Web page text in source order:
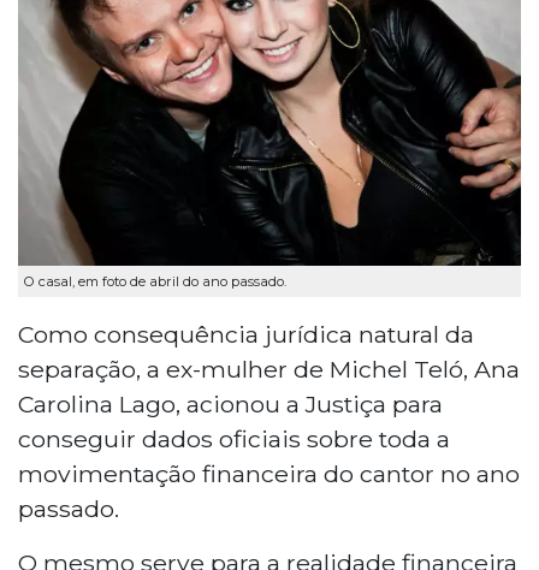
O casal, em foto de abril do ano passado.
Como consequência jurídica natural da
separação, a ex-mulher de Michel Teló, Ana
Carolina Lago, acionou a Justiça para
conseguir dados oficiais sobre toda a
movimentação financeira do cantor no ano
passado.
O mesmo serve para a realidade financeira